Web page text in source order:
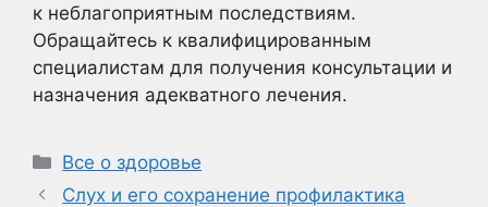
к неблагоприятным последствиям.
Обращайтесь к квалифицированным
специалистам для получения консультации и
назначения адекватного лечения.
Рубрики
Все о здоровье
Слух и его сохранение профилактика